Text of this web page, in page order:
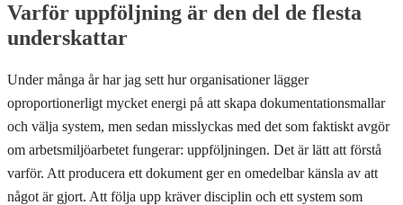
Varför uppföljning är den del de flesta
underskattar
Under många år har jag sett hur organisationer lägger
oproportionerligt mycket energi på att skapa dokumentationsmallar
och välja system, men sedan misslyckas med det som faktiskt avgör
om arbetsmiljöarbetet fungerar: uppföljningen. Det är lätt att förstå
varför. Att producera ett dokument ger en omedelbar känsla av att
något är gjort. Att följa upp kräver disciplin och ett system som